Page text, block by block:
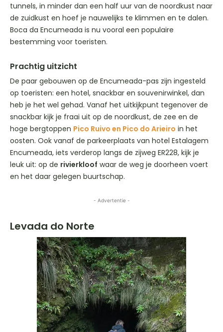
tunnels, in minder dan een half uur van de noordkust naar
de zuidkust en hoef je nauwelijks te klimmen en te dalen.
Boca da Encumeada is nu vooral een populaire
bestemming voor toeristen.
Prachtig uitzicht
De paar gebouwen op de Encumeada-pas zijn ingesteld
op toeristen: een hotel, snackbar en souvenirwinkel, dan
heb je het wel gehad. Vanaf het uitkijkpunt tegenover de
snackbar kijk je fraai uit op de noordkust, de zee en de
hoge bergtoppen Pico Ruivo en Pico do Arieiro in het
oosten. Ook vanaf de parkeerplaats van hotel Estalagem
Encumeada, iets verderop langs de zijweg ER228, kijk je
leuk uit: op de rivierkloof waar de weg je doorheen voert
en het daar gelegen buurtschap.
- Advertentie -
Levada do Norte